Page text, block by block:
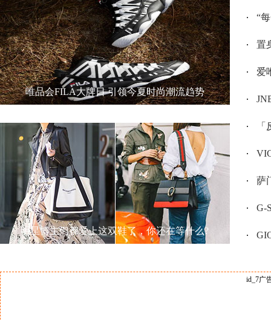
唯品会FILA大牌日 引领今夏时尚潮流趋势
明星博主们都爱上这双鞋了，你还在等什么?
“每
置
爱
「
萨
G-
id_7广